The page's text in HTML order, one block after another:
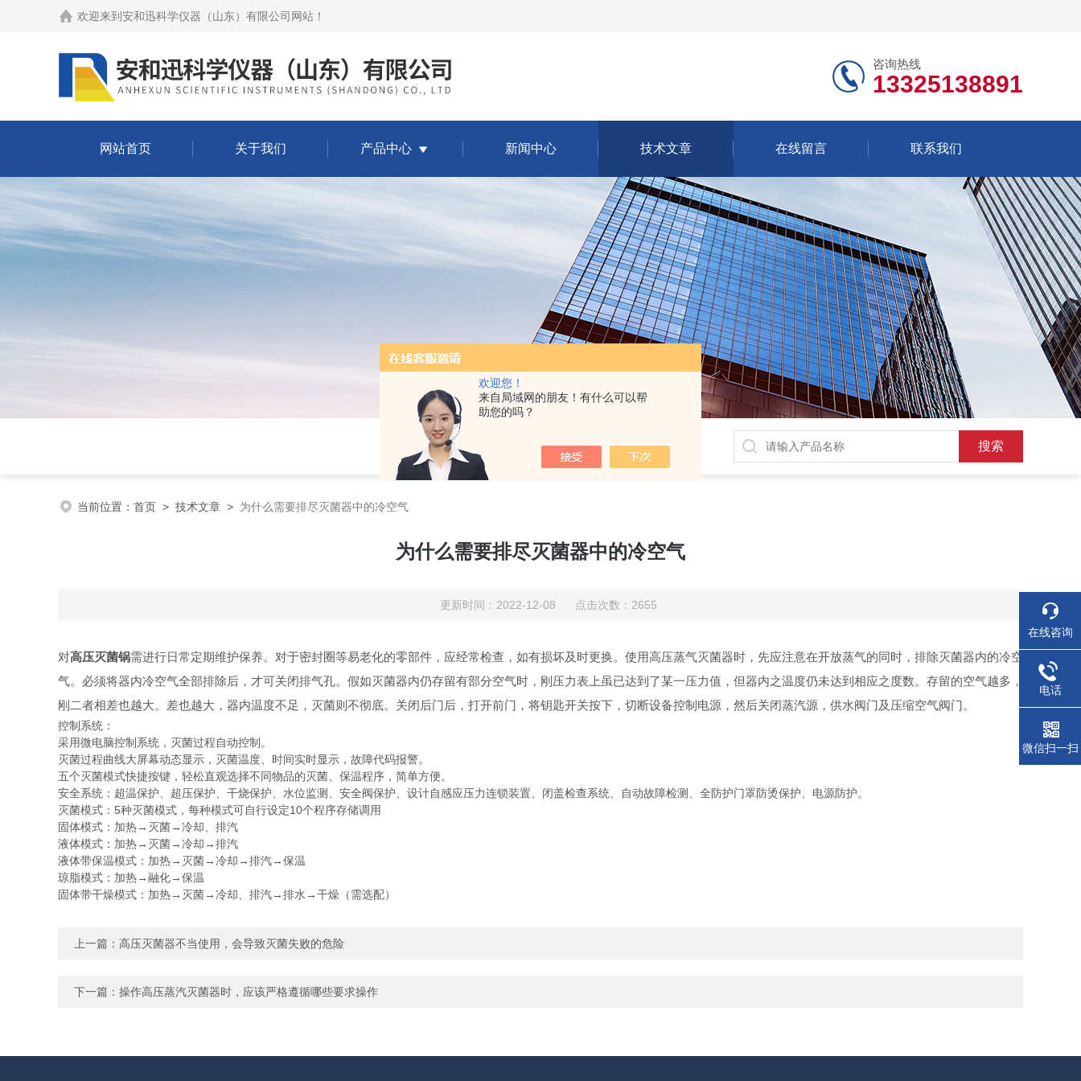
欢迎您！
来自局域网的朋友！有什么可以帮
助您的吗？
欢迎来到 安和迅科学仪器（山东）有限公司网站 ！
咨询热线
13325138891
网站首页 关于我们 产品中心 新闻中心 技术文章 在线留言 联系我们
当前位置： 首页 > 技术文章 > 为什么需要排尽灭菌器中的冷空气
为什么需要排尽灭菌器中的冷空气
更新时间：2022-12-08 点击次数：2655
对高压灭菌锅需进行日常定期维护保养。对于密封圈等易老化的零部件，应经常检查，如有损坏及时更换。使用高压蒸气灭菌器时，先应注意在开放蒸气的同时，排除灭菌器内的冷空
气。必须将器内冷空气全部排除后，才可关闭排气孔。假如灭菌器内仍存留有部分空气时，刚压力表上虽已达到了某一压力值，但器内之温度仍未达到相应之度数。存留的空气越多，
刚二者相差也越大。差也越大，器内温度不足，灭菌则不彻底。关闭后门后，打开前门，将钥匙开关按下，切断设备控制电源，然后关闭蒸汽源，供水阀门及压缩空气阀门。
控制系统：
采用微电脑控制系统，灭菌过程自动控制。
灭菌过程曲线大屏幕动态显示，灭菌温度、时间实时显示，故障代码报警。
五个灭菌模式快捷按键，轻松直观选择不同物品的灭菌、保温程序，简单方便。
安全系统：超温保护、超压保护、干烧保护、水位监测、安全阀保护、设计自感应压力连锁装置、闭盖检查系统、自动故障检测、全防护门罩防烫保护、电源防护。
灭菌模式：5种灭菌模式，每种模式可自行设定10个程序存储调用
固体模式：加热→灭菌→冷却、排汽
液体模式：加热→灭菌→冷却→排汽
液体带保温模式：加热→灭菌→冷却→排汽→保温
琼脂模式：加热→融化→保温
固体带干燥模式：加热→灭菌→冷却、排汽→排水→干燥（需选配）
上一篇： 高压灭菌器不当使用，会导致灭菌失败的危险
下一篇： 操作高压蒸汽灭菌器时，应该严格遵循哪些要求操作
在线咨询
电话
微信扫一扫